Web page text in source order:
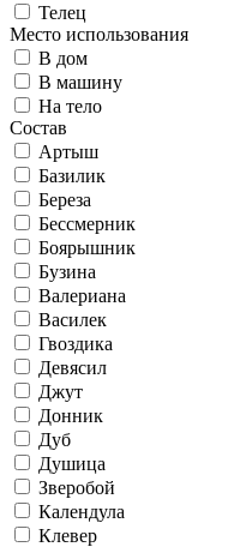
Телец
Место использования
В дом
В машину
На тело
Состав
Артыш
Базилик
Береза
Бессмерник
Боярышник
Бузина
Валериана
Василек
Гвоздика
Девясил
Джут
Донник
Дуб
Душица
Зверобой
Календула
Клевер